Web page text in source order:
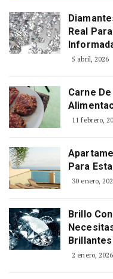
Real
5 abril, 2026
Carne De
11 febrero,
Para
30 enero,
Brillo
2 enero, 2026